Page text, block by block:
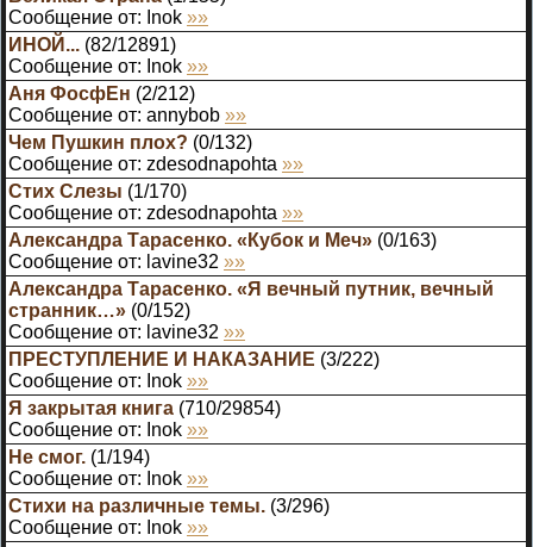
Сообщение от: Inok »»
ИНОЙ... (82/12891)
Сообщение от: Inok »»
Аня ФосфЕн (2/212)
Сообщение от: annybob »»
Чем Пушкин плох? (0/132)
Сообщение от: zdesodnapohta »»
Стих Слезы (1/170)
Сообщение от: zdesodnapohta »»
Александра Тарасенко. «Кубок и Меч» (0/163)
Сообщение от: lavine32 »»
Александра Тарасенко. «Я вечный путник, вечный
странник…» (0/152)
Сообщение от: lavine32 »»
ПРЕСТУПЛЕНИЕ И НАКАЗАНИЕ (3/222)
Сообщение от: Inok »»
Я закрытая книга (710/29854)
Сообщение от: Inok »»
Не смог. (1/194)
Сообщение от: Inok »»
Стихи на различные темы. (3/296)
Сообщение от: Inok »»